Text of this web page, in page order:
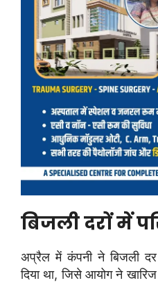
बिजली दरों में
अप्रैल में कंपनी ने बिजली दर
दिया था, जिसे आयोग ने